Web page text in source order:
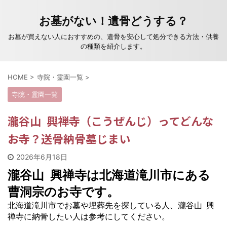
お墓がない！遺骨どうする？
お墓が買えない人におすすめの、遺骨を安心して処分できる方法・供養
の種類を紹介します。
HOME > 寺院・霊園一覧 >
寺院・霊園一覧
瀧谷山 興禅寺（こうぜんじ）ってどんな
お寺？送骨納骨墓じまい
2026年6月18日
瀧谷山 興禅寺は北海道滝川市にある
曹洞宗のお寺です。
北海道滝川市でお墓や埋葬先を探している人、瀧谷山 興
禅寺に納骨したい人は参考にしてください。